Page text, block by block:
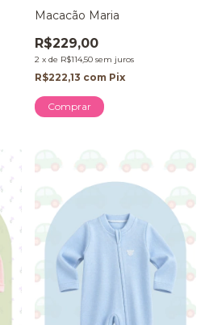
Macacão Maria
R$229,00
2 x de R$114,50 sem juros
R$222,13 com Pix
Comprar